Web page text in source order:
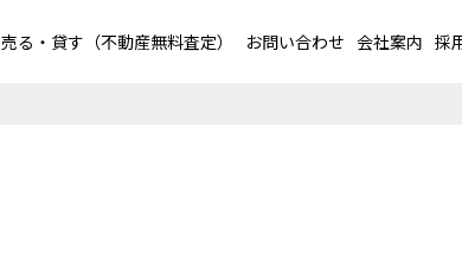
売る・貸す（不動産無料査定） お問い合わせ 会社案内 採